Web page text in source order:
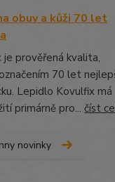
obuv a kůži 70 let
prověřená kvalita,
70 let
Lepidlo Kovulfix má
primárně pro... číst
novinky